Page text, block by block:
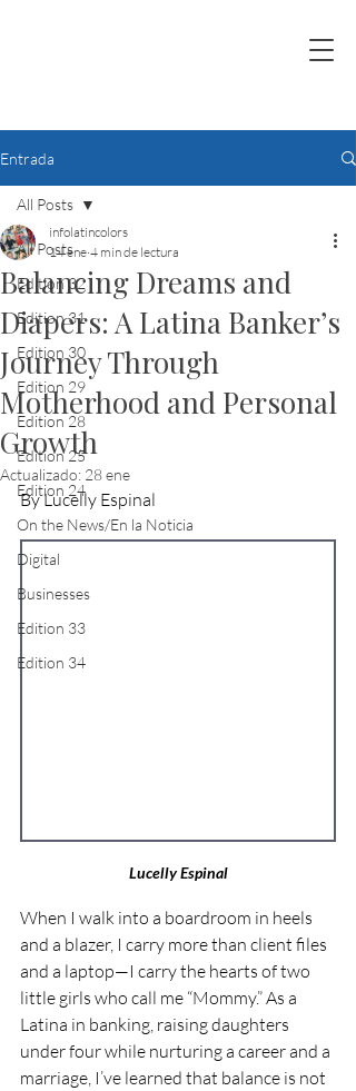
Entrada
All Posts
Edition 32
Edition 31
Edition 30
Edition 29
Edition 28
Edition 25
Edition 24
On the News/En la Noticia
Digital
Businesses
Edition 33
Edition 34
All Posts
Balancing Dreams and
Diapers: A Latina Banker’s
Journey Through
Motherhood and Personal
Growth
infolatincolors
14 ene 4 min de lectura
Actualizado: 28 ene
By Lucelly Espinal
Lucelly Espinal
When I walk into a boardroom in heels
and a blazer, I carry more than client files
and a laptop—I carry the hearts of two
little girls who call me “Mommy.” As a
Latina in banking, raising daughters
under four while nurturing a career and a
marriage, I’ve learned that balance is not